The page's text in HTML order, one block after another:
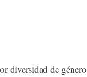
diversidad de